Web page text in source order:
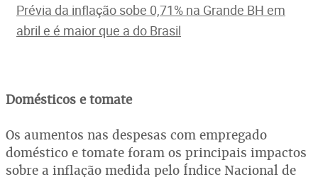
Prévia da inflação sobe 0,71% na Grande BH em
abril e é maior que a do Brasil
Domésticos e tomate
Os aumentos nas despesas com empregado
doméstico e tomate foram os principais impactos
sobre a inflação medida pelo Índice Nacional de